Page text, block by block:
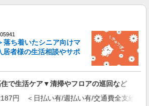
2069282
駅＊幅広い世代が活動中！サ高住のサポー
時給1550円〜2187円 ＜日払い有/週払い有/交
堺市堺区
詳細を見る
落ち着いたシニア向けマ
者様の生活相談やサポ
で生活ケア▼清掃やフロアの巡回など
円 ＜日払い有/週払い有/交通費全支給(ガ